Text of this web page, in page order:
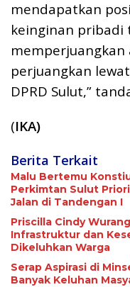
mendapatkan
keinginan
memperjuangkan
perjuangkan
DPRD Sulut,”
(IKA)
Berita Terkait
Malu Bertemu
Perkimtan Sulut
Jalan di Tandengan I
Priscilla Cindy
Infrastruktur dan Kesehatan
Dikeluhkan Warga
Serap Aspirasi di
Banyak Keluhan